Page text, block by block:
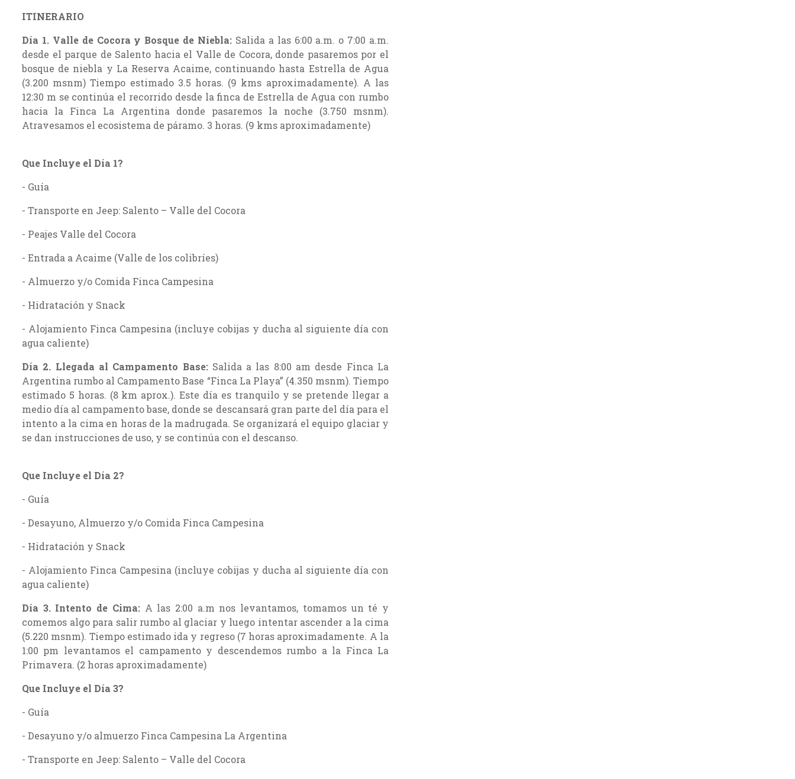
ITINERARIO
Día 1. Valle de Cocora y Bosque de Niebla: Salida a las 6:00 a.m. o 7:00 a.m.
desde el parque de Salento hacia el Valle de Cocora, donde pasaremos por el
bosque de niebla y La Reserva Acaime, continuando hasta Estrella de Agua
(3.200 msnm) Tiempo estimado 3.5 horas. (9 kms aproximadamente). A las
12:30 m se continúa el recorrido desde la finca de Estrella de Agua con rumbo
hacia la Finca La Argentina donde pasaremos la noche (3.750 msnm).
Atravesamos el ecosistema de páramo. 3 horas. (9 kms aproximadamente)
Que Incluye el Día 1?
- Guía
- Transporte en Jeep: Salento – Valle del Cocora
- Peajes Valle del Cocora
- Entrada a Acaime (Valle de los colibríes)
- Almuerzo y/o Comida Finca Campesina
- Hidratación y Snack
- Alojamiento Finca Campesina (incluye cobijas y ducha al siguiente día con
agua caliente)
Día 2. Llegada al Campamento Base: Salida a las 8:00 am desde Finca La
Argentina rumbo al Campamento Base “Finca La Playa” (4.350 msnm). Tiempo
estimado 5 horas. (8 km aprox.). Este día es tranquilo y se pretende llegar a
medio día al campamento base, donde se descansará gran parte del día para el
intento a la cima en horas de la madrugada. Se organizará el equipo glaciar y
se dan instrucciones de uso, y se continúa con el descanso.
Que Incluye el Día 2?
- Guía
- Desayuno, Almuerzo y/o Comida Finca Campesina
- Hidratación y Snack
- Alojamiento Finca Campesina (incluye cobijas y ducha al siguiente día con
agua caliente)
Día 3. Intento de Cima: A las 2:00 a.m nos levantamos, tomamos un té y
comemos algo para salir rumbo al glaciar y luego intentar ascender a la cima
(5.220 msnm). Tiempo estimado ida y regreso (7 horas aproximadamente. A la
1:00 pm levantamos el campamento y descendemos rumbo a la Finca La
Primavera. (2 horas aproximadamente)
Que Incluye el Día 3?
- Guía
- Desayuno y/o almuerzo Finca Campesina La Argentina
- Transporte en Jeep: Salento – Valle del Cocora